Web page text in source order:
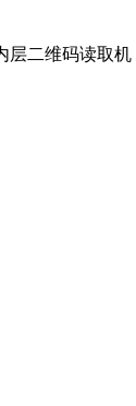
二维码读取